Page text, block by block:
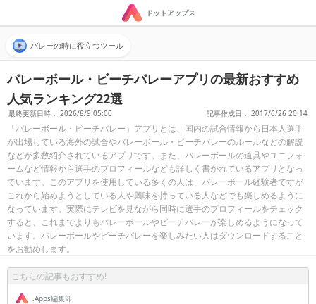
ドットアップス
バレーの時に役立つツール
バレーボール・ビーチバレーアプリの最新おすすめ
人気ランキング22選
最終更新日時： 2026/8/9 05:00 記事作成日： 2017/6/26 20:14
「バレーボール・ビーチバレー」アプリとは、国内の試合情報から日本人選手
が出場している海外の試合やバレーボール・ビーチバレーのルールなどの解説
などが多数紹介されているアプリです。また、バレーボールの道具やユニフォ
ームなど情報から選手のプロフィールなども詳しく書かれているアプリとなっ
ています。このアプリを使用している多くの人は、バレーボール経験者ですが
これから始めようとしている人や興味を持っている人などでも楽しめるように
なっています。実際にテレビを見ながら同時に選手のプロフィールをチェック
すると、これまでよりもバレーボールやビーチバレーが楽しめるようになって
います。バレーボールやビーチバレーを楽しみたい人はダウンロードすること
をお勧めします。
こちらの記事もおすすめ!
.Apps編集部